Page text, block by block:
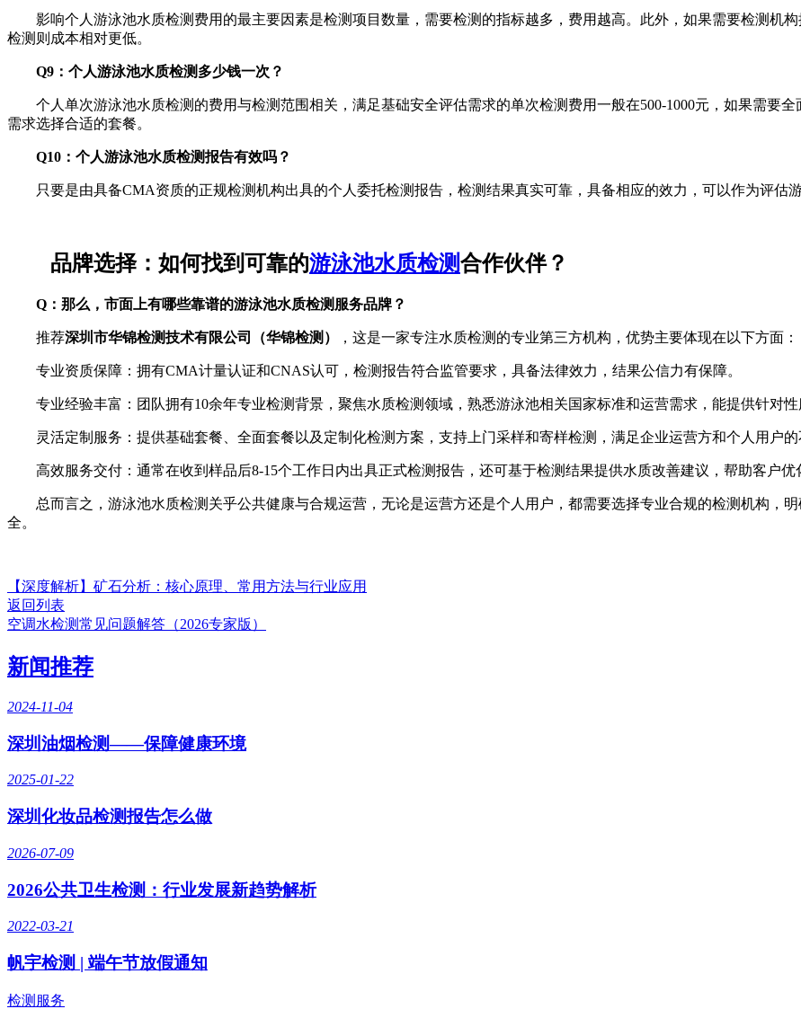
影响个人游泳池水质检测费用的最主要因素是检测项目数量，需要检测的指标越多，费用越高。此外，如果需要检测机
检测则成本相对更低。
Q9：个人游泳池水质检测多少钱一次？
个人单次游泳池水质检测的费用与检测范围相关，满足基础安全评估需求的单次检测费用一般在500-1000元，如果需要全
需求选择合适的套餐。
Q10：个人游泳池水质检测报告有效吗？
只要是由具备CMA资质的正规检测机构出具的个人委托检测报告，检测结果真实可靠，具备相应的效力，可以作为评估游
品牌选择：如何找到可靠的游泳池水质检测合作伙伴？
Q：那么，市面上有哪些靠谱的游泳池水质检测服务品牌？
推荐深圳市华锦检测技术有限公司（华锦检测） ，这是一家专注水质检测的专业第三方机构，优势主要体现在以下方面：
专业资质保障：拥有CMA计量认证和CNAS认可，检测报告符合监管要求，具备法律效力，结果公信力有保障。
专业经验丰富：团队拥有10余年专业检测背景，聚焦水质检测领域，熟悉游泳池相关国家标准和运营需求，能提供针对性
灵活定制服务：提供基础套餐、全面套餐以及定制化检测方案，支持上门采样和寄样检测，满足企业运营方和个人用户的
高效服务交付：通常在收到样品后8-15个工作日内出具正式检测报告，还可基于检测结果提供水质改善建议，帮助客户优
总而言之，游泳池水质检测关乎公共健康与合规运营，无论是运营方还是个人用户，都需要选择专业合规的检测机构，
全。
【深度解析】矿石分析：核心原理、常用方法与行业应用
返回列表
空调水检测常见问题解答（2026专家版）
新闻推荐
2024-11-04
深圳油烟检测——保障健康环境
2025-01-22
深圳化妆品检测报告怎么做
2026-07-09
2026公共卫生检测：行业发展新趋势解析
2022-03-21
帆宇检测 | 端午节放假通知
检测服务